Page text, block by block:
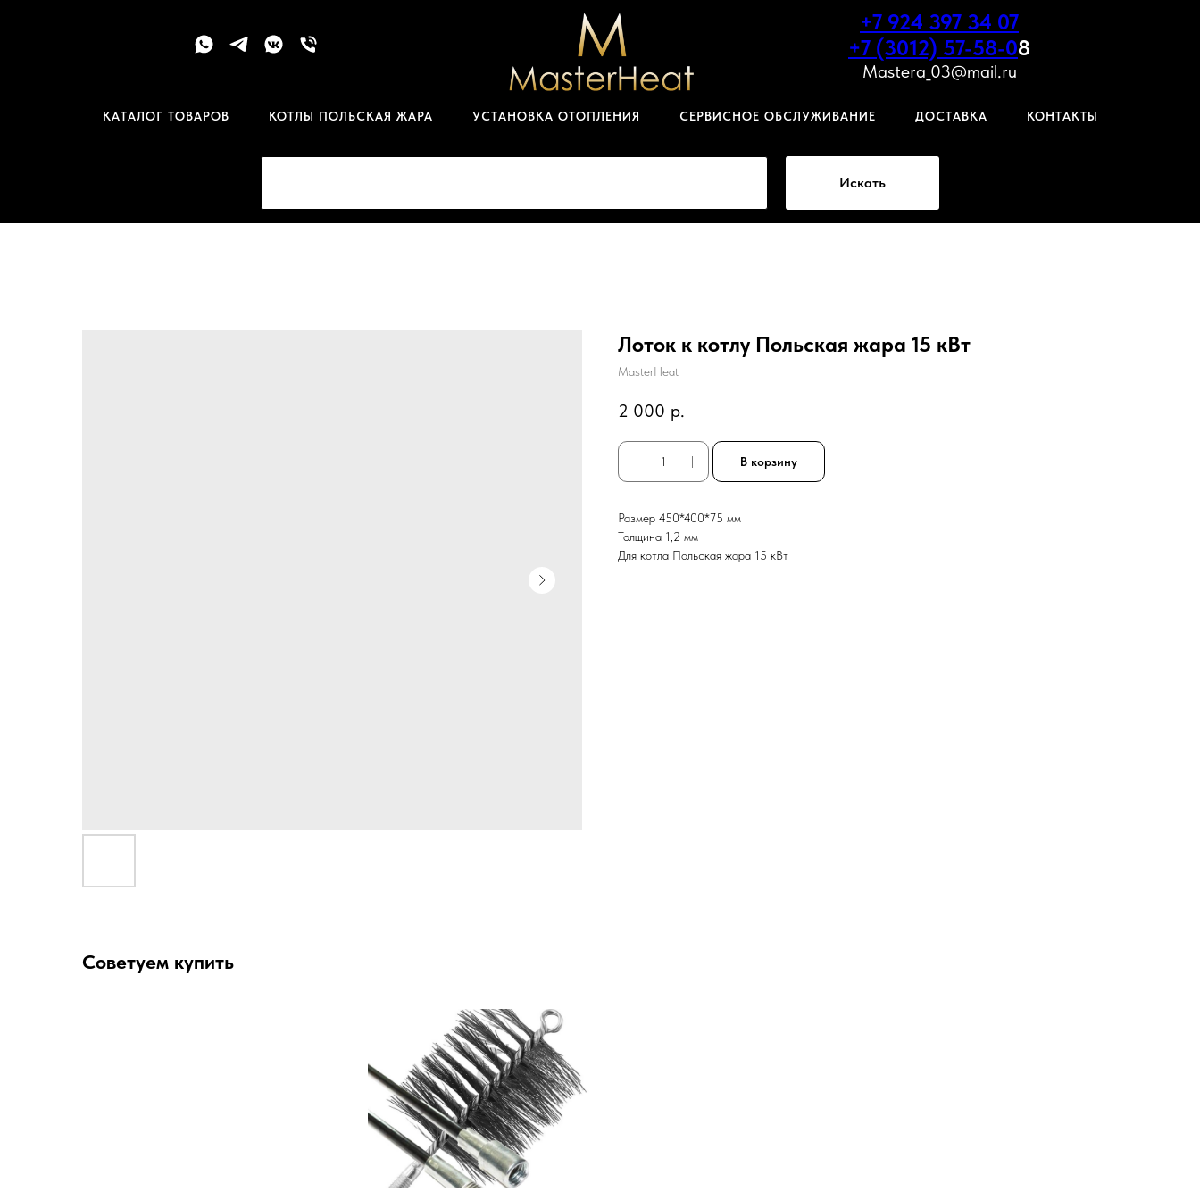
+7 924 397 34 07
+7 (3012) 57-58-08
Mastera_03@mail.ru
КАТАЛОГ ТОВАРОВ КОТЛЫ ПОЛЬСКАЯ ЖАРА УСТАНОВКА ОТОПЛЕНИЯ СЕРВИСНОЕ ОБСЛУЖИВАНИЕ ДОСТАВКА КОНТАКТЫ
Искать
Лоток к котлу Польская жара 15 кВт
MasterHeat
2 000 р.
В корзину
Размер 450*400*75 мм
Толщина 1,2 мм
Для котла Польская жара 15 кВт
Советуем купить